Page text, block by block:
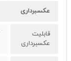
عکسبرداری
قابلیت
عکسبرداری